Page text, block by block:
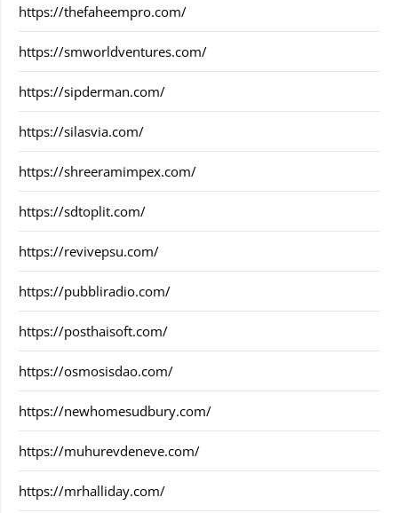
https://thefaheempro.com/
https://smworldventures.com/
https://sipderman.com/
https://silasvia.com/
https://shreeramimpex.com/
https://sdtoplit.com/
https://revivepsu.com/
https://pubbliradio.com/
https://posthaisoft.com/
https://osmosisdao.com/
https://newhomesudbury.com/
https://muhurevdeneve.com/
https://mrhalliday.com/